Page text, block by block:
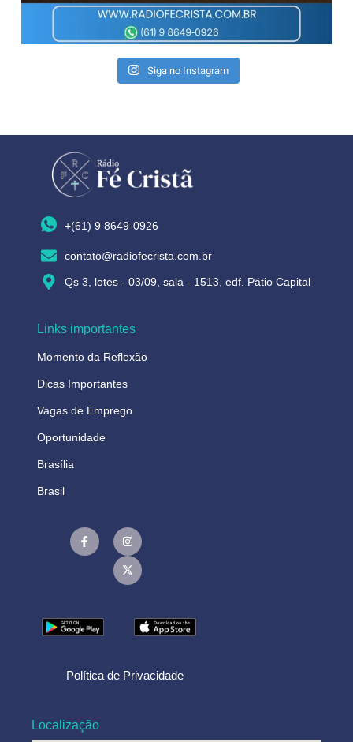
Siga no Instagram
+(61) 9 8649-0926
contato@radiofecrista.com.br
Qs 3, lotes - 03/09, sala - 1513, edf. Pátio Capital
Links importantes
Momento da Reflexão
Dicas Importantes
Vagas de Emprego
Oportunidade
Brasília
Brasil
Política de Privacidade
Localização